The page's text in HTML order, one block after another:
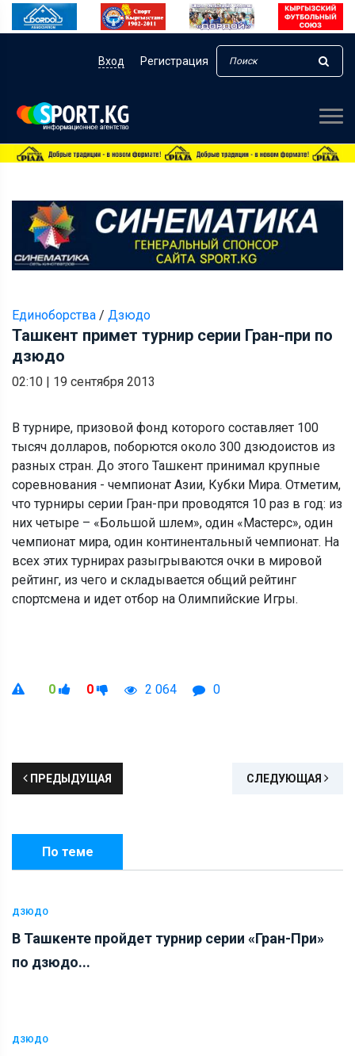
Вход Регистрация
Единоборства / Дзюдо
Ташкент примет турнир серии Гран-при по
дзюдо
02:10 | 19 сентября 2013
В турнире, призовой фонд которого составляет 100
тысяч долларов, поборются около 300 дзюдоистов из
разных стран. До этого Ташкент принимал крупные
соревнования - чемпионат Азии, Кубки Мира. Отметим,
что турниры серии Гран-при проводятся 10 раз в год: из
них четыре – «Большой шлем», один «Мастерс», один
чемпионат мира, один континентальный чемпионат. На
всех этих турнирах разыгрываются очки в мировой
рейтинг, из чего и складывается общий рейтинг
спортсмена и идет отбор на Олимпийские Игры.
0 0 2 064 0
ПРЕДЫДУЩАЯ СЛЕДУЮЩАЯ
По теме
ДЗЮДО
В Ташкенте пройдет турнир серии «Гран-При»
по дзюдо...
ДЗЮДО